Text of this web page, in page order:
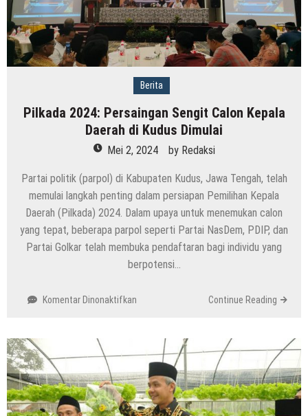
Beri
Solusi!
Berita
Pilkada 2024: Persaingan Sengit Calon Kepala
Daerah di Kudus Dimulai
Mei 2, 2024 by Redaksi
Partai politik (parpol) di Kabupaten Kudus, Jawa Tengah, telah
memulai langkah penting dalam persiapan Pemilihan Kepala
Daerah (Pilkada) 2024. Dalam upaya untuk menemukan calon
yang tepat, beberapa parpol seperti Partai NasDem, PDIP, dan
Partai Golkar telah membuka pendaftaran bagi individu yang
berpotensi…
Komentar Dinonaktifkan
Persaingan
Sengit
Calon
Kepala
Daerah
Continue Reading